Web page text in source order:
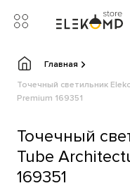
Главная
Точечный светильник
Premium 169351
Точечный
Tube
169351